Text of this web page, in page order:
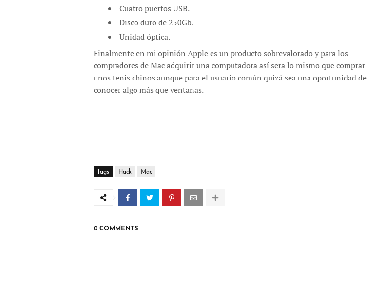
Cuatro puertos USB.
Disco duro de 250Gb.
Unidad óptica.
Finalmente en mi opinión Apple es un producto sobrevalorado y para los
compradores de Mac adquirir una computadora así sera lo mismo que comprar
unos tenis chinos aunque para el usuario común quizá sea una oportunidad de
conocer algo más que ventanas.
Tags Hack Mac
0 COMMENTS